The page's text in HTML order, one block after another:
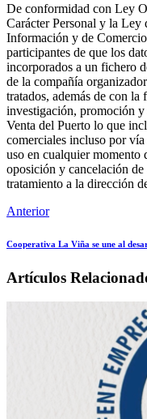
De conformidad con Ley
Carácter Personal y la Ley
Información y de
participantes de que los
incorporados a un fichero
de la compañía
tratados, además de con
investigación, promoción
Venta del Puerto lo que
comerciales incluso por
uso en cualquier momento
oposición y cancelación de
tratamiento a la dirección
Anterior
Cooperativa La Viña se une al
Artículos